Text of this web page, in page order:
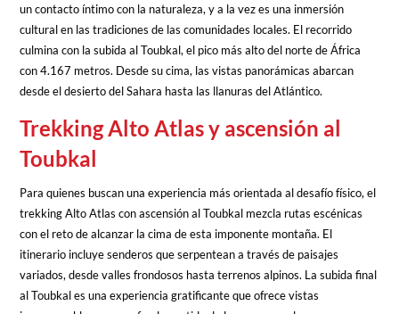
un contacto íntimo con la naturaleza, y a la vez es una inmersión
cultural en las tradiciones de las comunidades locales. El recorrido
culmina con la subida al Toubkal, el pico más alto del norte de África
con 4.167 metros. Desde su cima, las vistas panorámicas abarcan
desde el desierto del Sahara hasta las llanuras del Atlántico.
Trekking Alto Atlas y ascensión al
Toubkal
Para quienes buscan una experiencia más orientada al desafío físico, el
trekking Alto Atlas con ascensión al Toubkal mezcla rutas escénicas
con el reto de alcanzar la cima de esta imponente montaña. El
itinerario incluye senderos que serpentean a través de paisajes
variados, desde valles frondosos hasta terrenos alpinos. La subida final
al Toubkal es una experiencia gratificante que ofrece vistas